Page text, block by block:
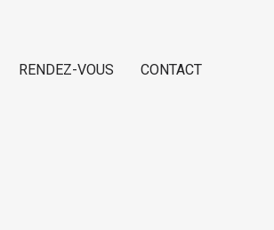
RENDEZ-VOUS CONTACT